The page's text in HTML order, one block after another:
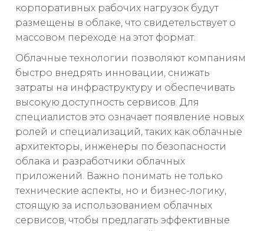
корпоративных рабочих нагрузок будут
размещены в облаке, что свидетельствует о
массовом переходе на этот формат.
Облачные технологии позволяют компаниям
быстро внедрять инновации, снижать
затраты на инфраструктуру и обеспечивать
высокую доступность сервисов. Для
специалистов это означает появление новых
ролей и специализаций, таких как облачные
архитекторы, инженеры по безопасности
облака и разработчики облачных
приложений. Важно понимать не только
технические аспекты, но и бизнес-логику,
стоящую за использованием облачных
сервисов, чтобы предлагать эффективные